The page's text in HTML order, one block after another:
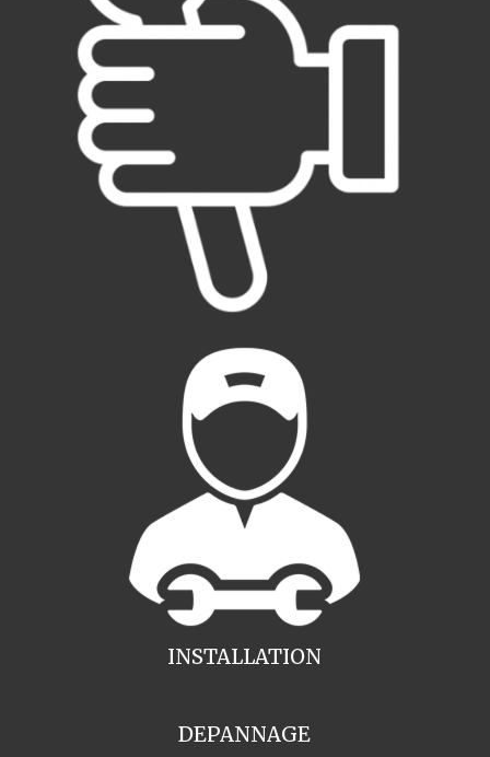
INSTALLATION
DEPANNAGE